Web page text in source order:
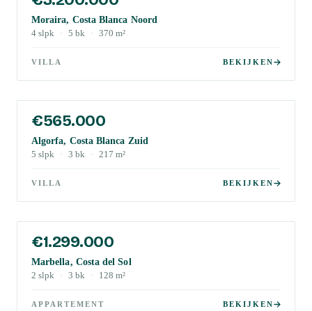
Moraira, Costa Blanca Noord
4 slpk · 5 bk · 370 m²
VILLA BEKIJKEN
€565.000
Algorfa, Costa Blanca Zuid
5 slpk · 3 bk · 217 m²
VILLA BEKIJKEN
€1.299.000
Marbella, Costa del Sol
2 slpk · 3 bk · 128 m²
APPARTEMENT BEKIJKEN